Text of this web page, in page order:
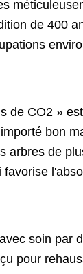
de 400
de CO2 »
bon
arbres de
soin
pour